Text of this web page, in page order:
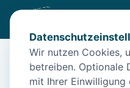
/Unterkünfte /Norden/
Ferienwohnung Seestern für
Wir nutzen Cookies,
betreiben. Optionale
mit Ihrer Einwilligung